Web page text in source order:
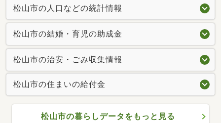
松山久米郵便局まで963m 6台分の駐車スペースがあります。
松山市の人口などの統計情報
松山市の結婚・育児の助成金
松山市の治安・ごみ収集情報
松山市の住まいの給付金
松山市の暮らしデータをもっと見る